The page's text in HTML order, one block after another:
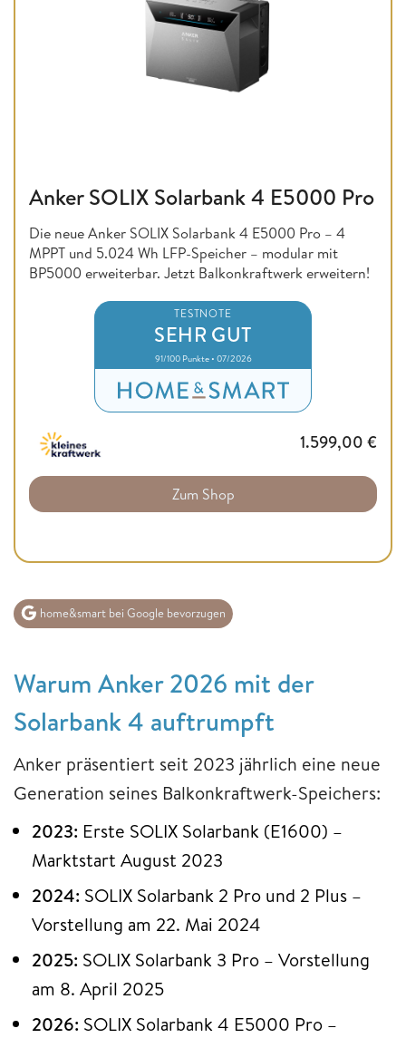
Anker SOLIX Solarbank 4 E5000 Pro
Die neue Anker SOLIX Solarbank 4 E5000 Pro – 4
MPPT und 5.024 Wh LFP-Speicher – modular mit
BP5000 erweiterbar. Jetzt Balkonkraftwerk erweitern!
TESTNOTE
SEHR GUT
91/100 Punkte • 07/2026
1.599,00 €
Zum Shop
home&smart bei Google bevorzugen
Warum Anker 2026 mit der
Solarbank 4 auftrumpft
Anker präsentiert seit 2023 jährlich eine neue
Generation seines Balkonkraftwerk-Speichers:
2023: Erste SOLIX Solarbank (E1600) –
Marktstart August 2023
2024: SOLIX Solarbank 2 Pro und 2 Plus –
Vorstellung am 22. Mai 2024
2025: SOLIX Solarbank 3 Pro – Vorstellung
am 8. April 2025
2026: SOLIX Solarbank 4 E5000 Pro –